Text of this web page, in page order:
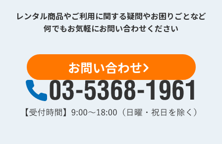
レンタル商品やご利用に関する疑問やお困りごとなど
何でもお気軽にお問い合わせください
お問い合わせ